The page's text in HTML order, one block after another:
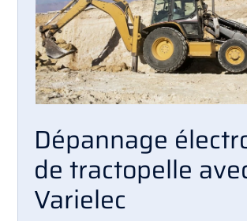
Dépannage
de tractopelle
Varielec